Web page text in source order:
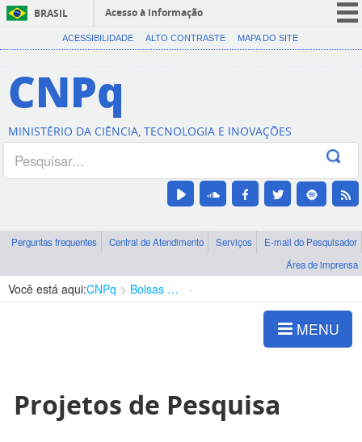
BRASIL
Acesso à informação
CORONAVÍRUS (COVID-19)
Canais
ACESSIBILIDADE ALTO CONTRASTE MAPA DO SITE
CNPq
MINISTÉRIO DA CIÊNCIA, TECNOLOGIA E INOVAÇÕES
Perguntas frequentes Central de Atendimento Serviços
E-mail do Pesquisador
Área de imprensa
Você está aqui:CNPq Bolsas e Auxílios Vigentes
MENU
Projetos de Pesquisa